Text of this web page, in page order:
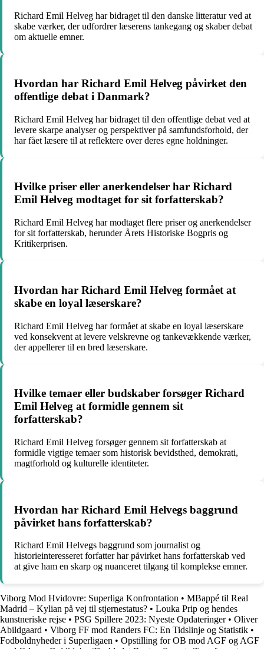
Richard Emil Helveg har bidraget til den danske litteratur ved at
skabe værker, der udfordrer læserens tankegang og skaber debat
om aktuelle emner.
Hvordan har Richard Emil Helveg påvirket den
offentlige debat i Danmark?
Richard Emil Helveg har bidraget til den offentlige debat ved at
levere skarpe analyser og perspektiver på samfundsforhold, der
har fået læsere til at reflektere over deres egne holdninger.
Hvilke priser eller anerkendelser har Richard
Emil Helveg modtaget for sit forfatterskab?
Richard Emil Helveg har modtaget flere priser og anerkendelser
for sit forfatterskab, herunder Årets Historiske Bogpris og
Kritikerprisen.
Hvordan har Richard Emil Helveg formået at
skabe en loyal læserskare?
Richard Emil Helveg har formået at skabe en loyal læserskare
ved konsekvent at levere velskrevne og tankevækkende værker,
der appellerer til en bred læserskare.
Hvilke temaer eller budskaber forsøger Richard
Emil Helveg at formidle gennem sit
forfatterskab?
Richard Emil Helveg forsøger gennem sit forfatterskab at
formidle vigtige temaer som historisk bevidsthed, demokrati,
magtforhold og kulturelle identiteter.
Hvordan har Richard Emil Helvegs baggrund
påvirket hans forfatterskab?
Richard Emil Helvegs baggrund som journalist og
historieinteresseret forfatter har påvirket hans forfatterskab ved
at give ham en skarp og nuanceret tilgang til komplekse emner.
Viborg Mod Hvidovre: Superliga Konfrontation • MBappé til Real
Madrid – Kylian på vej til stjernestatus? • Louka Prip og hendes
kunstneriske rejse • PSG Spillere 2023: Nyeste Opdateringer• Oliver
Abildgaard • Viborg FF mod Randers FC: En Tidslinje og Statistik •
Fodboldnyheder i Superligaen • Opstilling for OB mod AGF og AGF